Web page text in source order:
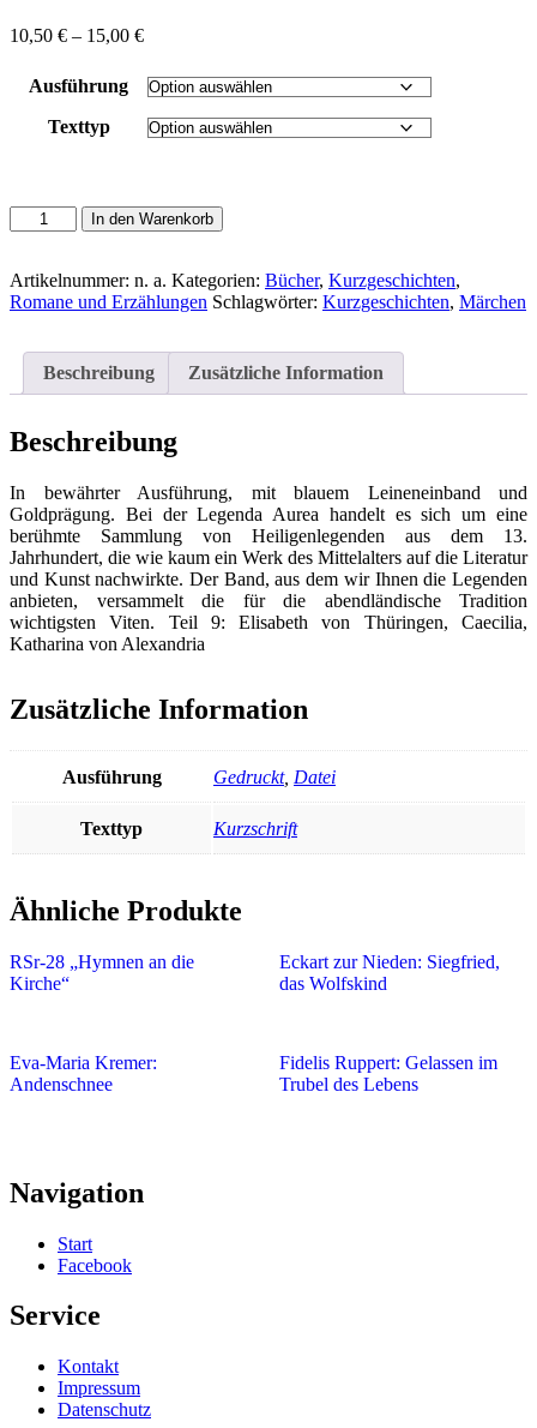
10,50 € – 15,00 €Preisspanne:
bis
15,00 €
Ausführung
Texttyp
Voragine,
Jacobus
Legenda
Aurea
Menge
In den Warenkorb
Artikelnummer: n. a. Kategorien: Bücher, Kurzgeschichten,
Romane und Erzählungen Schlagwörter: Kurzgeschichten, Märchen
Beschreibung Zusätzliche Information
Beschreibung
In bewährter Ausführung, mit blauem Leineneinband und
Goldprägung. Bei der Legenda Aurea handelt es sich um eine
berühmte Sammlung von Heiligenlegenden aus dem 13.
Jahrhundert, die wie kaum ein Werk des Mittelalters auf die Literatur
und Kunst nachwirkte. Der Band, aus dem wir Ihnen die Legenden
anbieten, versammelt die für die abendländische Tradition
wichtigsten Viten. Teil 9: Elisabeth von Thüringen, Caecilia,
Katharina von Alexandria
Zusätzliche Information
Ausführung Gedruckt, Datei
Texttyp Kurzschrift
Ähnliche Produkte
RSr-28 „Hymnen an die
Kirche“
Eckart zur Nieden: Siegfried,
das Wolfskind
Eva-Maria Kremer:
Andenschnee
Fidelis Ruppert: Gelassen im
Trubel des Lebens
Navigation
Start
Facebook
Service
Kontakt
Impressum
Datenschutz